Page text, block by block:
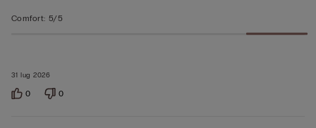
31 lug 2026
Comfort: 5/5
0 0